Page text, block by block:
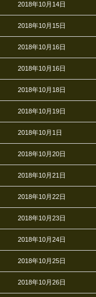
2018年10月14日
2018年10月15日
2018年10月16日
2018年10月16日
2018年10月18日
2018年10月19日
2018年10月1日
2018年10月20日
2018年10月21日
2018年10月22日
2018年10月23日
2018年10月24日
2018年10月25日
2018年10月26日